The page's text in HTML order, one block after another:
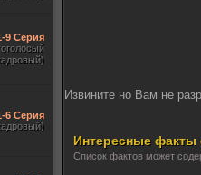
Извините но Вам не
Интересные факты
Список фактов может
9 Серия
6 Серия